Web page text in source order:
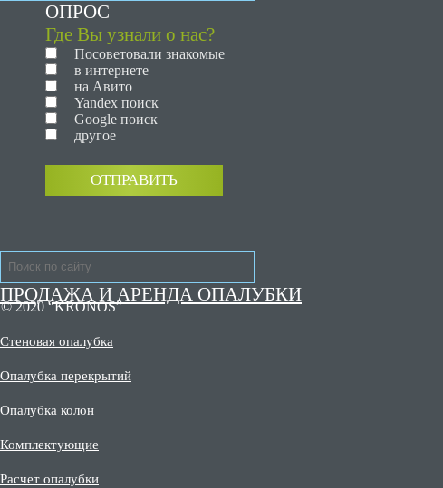
ОПРОС
Где Вы узнали о нас?
Посоветовали знакомые
в интернете
на Авито
Yandex поиск
Google поиск
другое
ОТПРАВИТЬ
© 2020 “KRONOS”
ПРОДАЖА И АРЕНДА ОПАЛУБКИ
Стеновая опалубка
Опалубка перекрытий
Опалубка колон
Комплектующие
Расчет опалубки